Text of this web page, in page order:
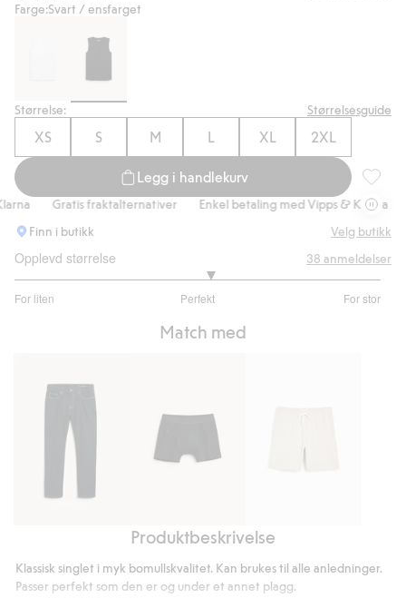
Farge:Svart / ensfarget
Størrelse: Størrelsesguide
XS S M L XL 2XL
Legg i handlekurv
Gratis fraktalternativer Enkel betaling med Vipps & Klarna
Finn i butikk
Velg butikk
Opplevd størrelse
For liten Perfekt For stor
av
38 anmeldelser
Match med
Boxer
Shorts
sweatshirtstoff
Produktbeskrivelse
Klassisk singlet i myk bomullskvalitet. Kan brukes til alle anledninger.
Passer perfekt som den er og under et annet plagg.